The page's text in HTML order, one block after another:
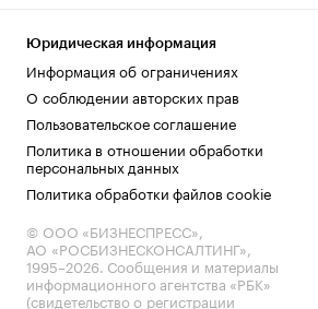
Юридическая информация
Информация об ограничениях
О соблюдении авторских прав
Пользовательское соглашение
Политика в отношении обработки
персональных данных
Политика обработки файлов cookie
© ООО «БИЗНЕСПРЕСС»,
АО «РОСБИЗНЕСКОНСАЛТИНГ»,
1995–2026. Сообщения и материалы
информационного агентства «РБК»
(свидетельство о регистрации